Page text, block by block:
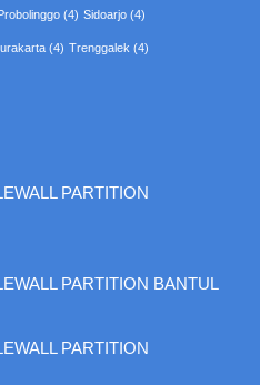
(4) Sidoarjo (4)
(4) Trenggalek (4)
PARTITION
PARTITION BANTUL
PARTITION